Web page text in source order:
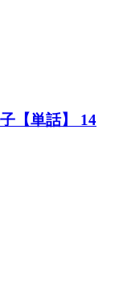
【単話】 14